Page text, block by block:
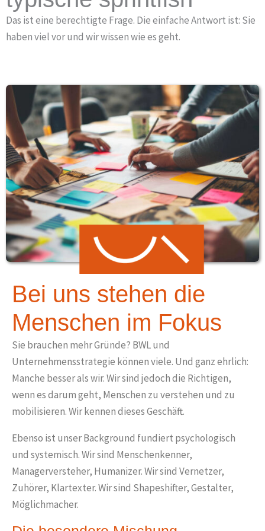
Das ist eine berechtigte Frage. Die einfache Antwort ist: Sie
habenvielvorund wir wissen wie esgeht.
Bei uns stehen die
Menschen im Fokus
Sie brauchen mehr Gründe? BWL und
Unternehmensstrategie können viele. Und ganz ehrlich:
Manche besser als wir. Wir sind jedoch die Richtigen,
wenn es darum geht, Menschen zu verstehen und zu
mobilisieren. Wir kennen dieses Geschäft.
Ebenso ist unser Background fundiert psychologisch
und systemisch. Wir sind Menschenkenner,
Managerversteher, Humanizer. Wir sind Vernetzer,
Zuhörer, Klartexter. Wir sind Shapeshifter, Gestalter,
Möglichmacher.